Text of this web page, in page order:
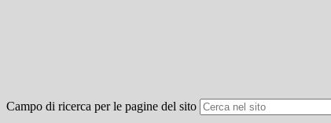
Campo di ricerca per le pagine del sito